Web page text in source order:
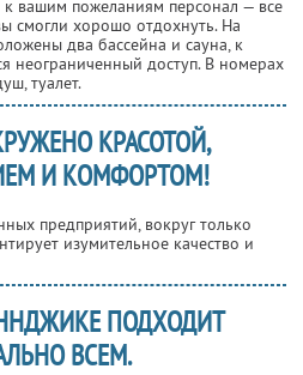
вашим пожеланиям персонал — все
смогли хорошо отдохнуть. На
два бассейна и сауна, к
неограниченный доступ. В номерах
туалет.
КРАСОТОЙ,
И КОМФОРТОМ!
предприятий, вокруг только
изумительное качество и
ПОДХОДИТ
ВСЕМ.